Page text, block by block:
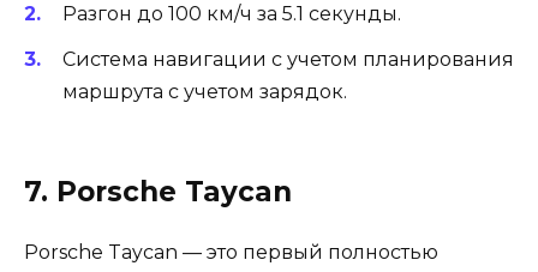
Разгон до 100 км/ч за 5.1 секунды.
Система навигации с учетом планирования
маршрута с учетом зарядок.
7. Porsche Taycan
Porsche Taycan — это первый полностью